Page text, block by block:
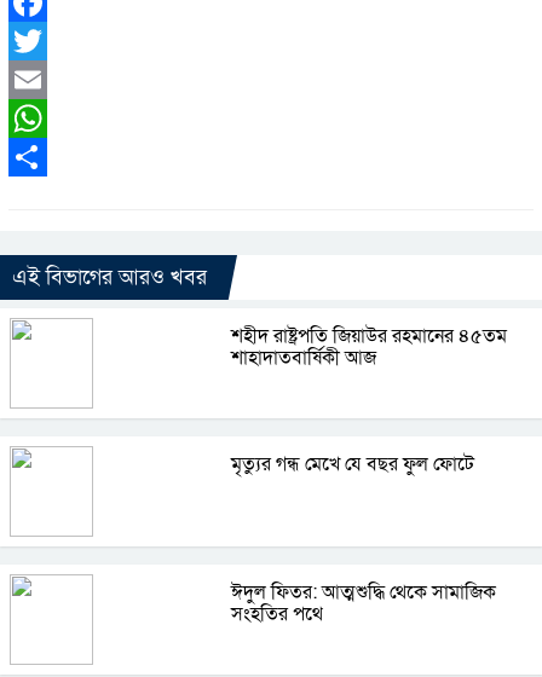
Facebook
Twitter
Email
WhatsApp
এই বিভাগের আরও খবর
শহীদ রাষ্ট্রপতি জিয়াউর রহমানের ৪৫তম
শাহাদাতবার্ষিকী আজ
মৃত্যুর গন্ধ মেখে যে বছর ফুল ফোটে
ঈদুল ফিতর: আত্মশুদ্ধি থেকে সামাজিক
সংহতির পথে